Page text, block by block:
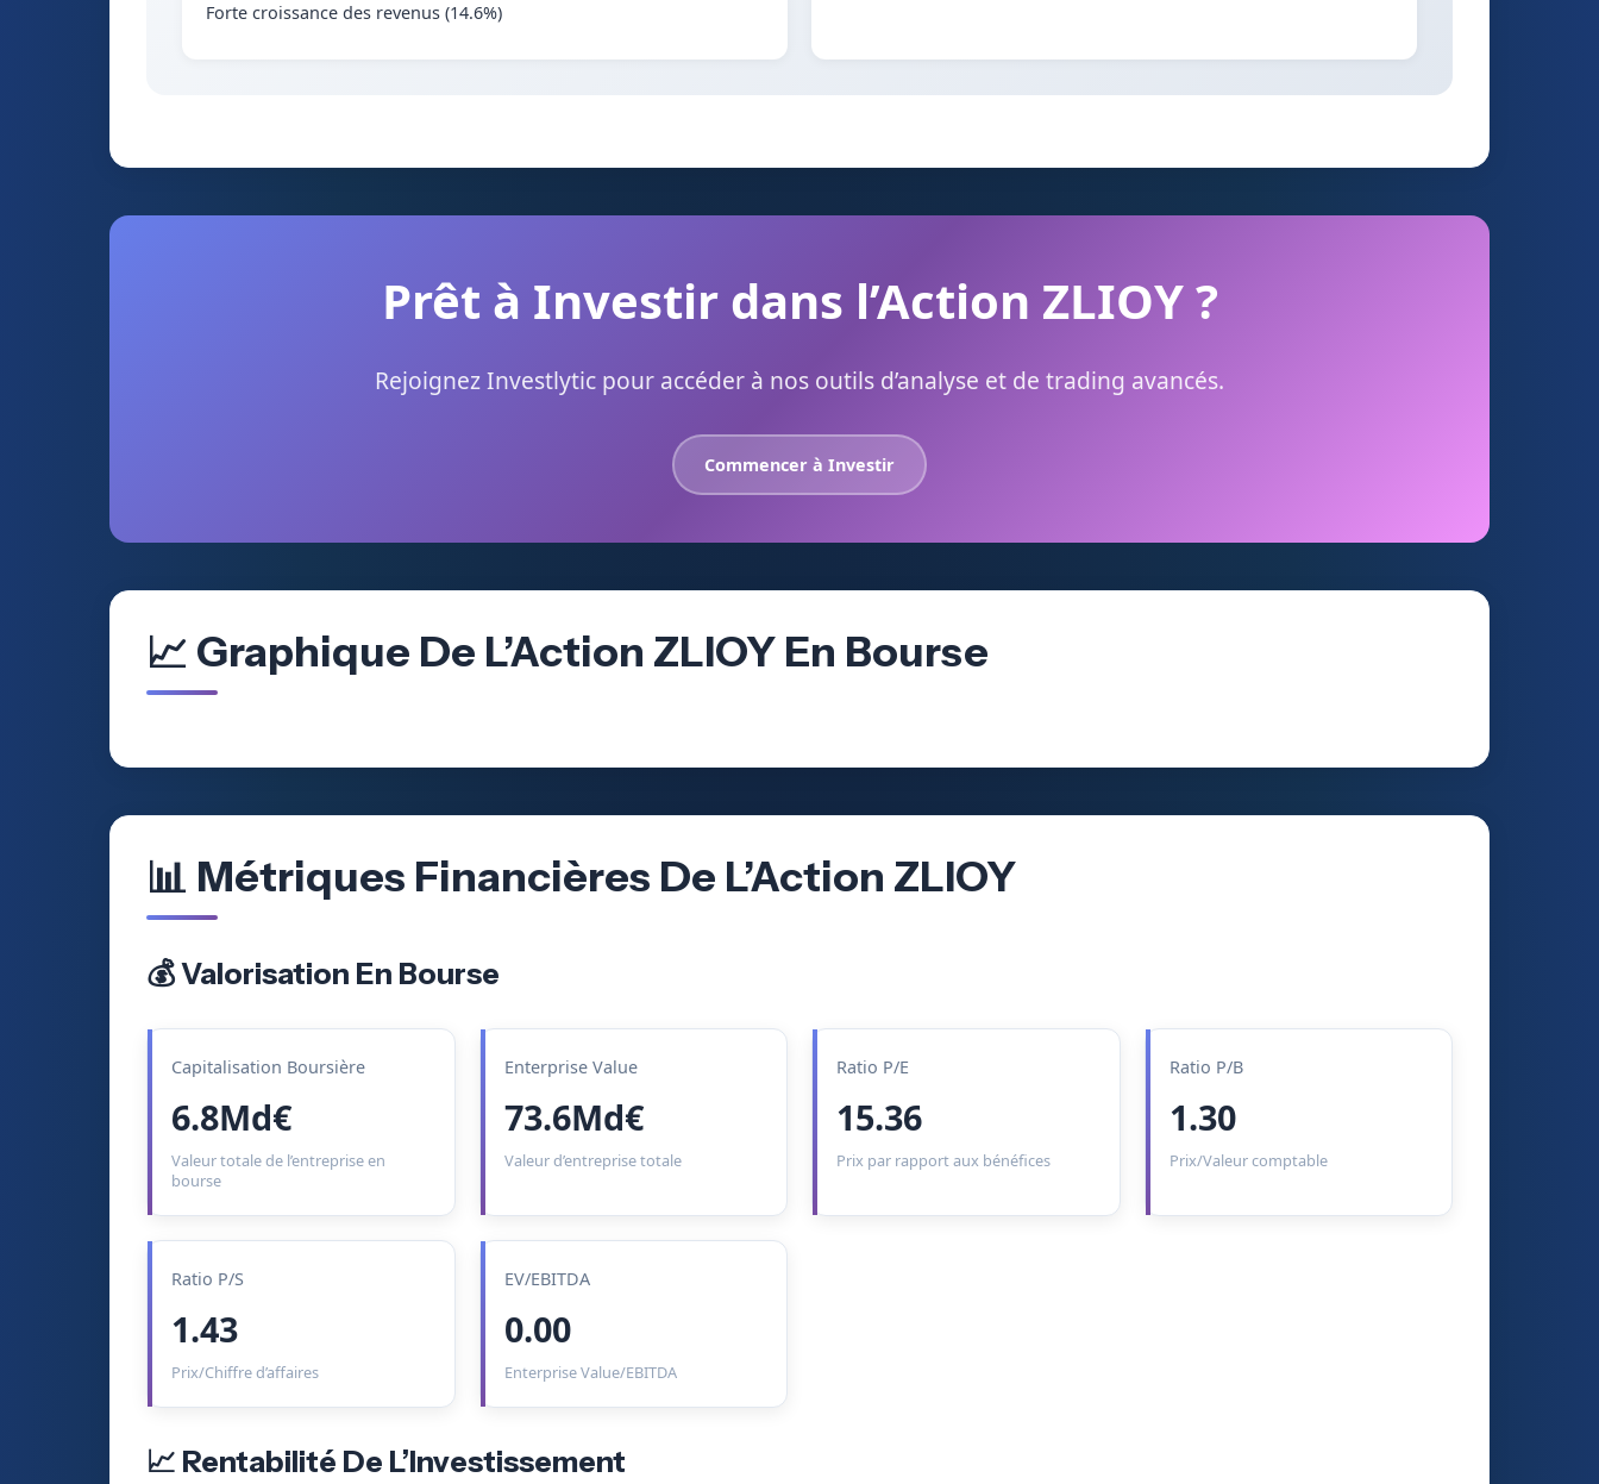
Forte croissance des revenus (14.6%)
Prêt à Investir dans l’Action ZLIOY ?
Rejoignez Investlytic pour accéder à nos outils d’analyse et de trading avancés.
Commencer à Investir
📈 Graphique De L’Action ZLIOY En Bourse
📊 Métriques Financières De L’Action ZLIOY
💰 Valorisation En Bourse
Capitalisation Boursière
6.8Md€
Valeur totale de l’entreprise en
bourse
Enterprise Value
73.6Md€
Valeur d’entreprise totale
Ratio P/E
15.36
Prix par rapport aux bénéfices
Ratio P/B
1.30
Prix/Valeur comptable
Ratio P/S
1.43
Prix/Chiffre d’affaires
EV/EBITDA
0.00
Enterprise Value/EBITDA
📈 Rentabilité De L’Investissement